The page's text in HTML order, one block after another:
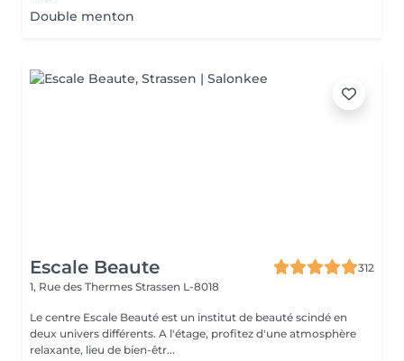
Double menton
Escale Beaute
312
1, Rue des Thermes Strassen L-8018
Le centre Escale Beauté est un institut de beauté scindé en
deux univers différents. A l'étage, profitez d'une atmosphère
relaxante, lieu de bien-êtr...